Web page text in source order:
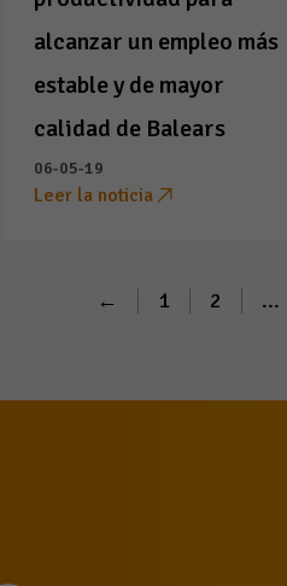
alcanzar un empleo más
estable y de mayor
calidad de Balears
06-05-19
Leer la noticia
← 1 2 ...